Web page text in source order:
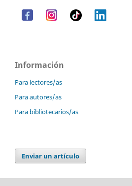
Información
Para lectores/as
Para autores/as
Para bibliotecarios/as
Enviar un artículo